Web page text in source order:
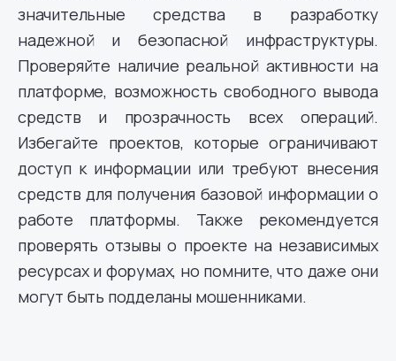
значительные средства в разработку
надежной и безопасной инфраструктуры.
Проверяйте наличие реальной активности на
платформе, возможность свободного вывода
средств и прозрачность всех операций.
Избегайте проектов, которые ограничивают
доступ к информации или требуют внесения
средств для получения базовой информации о
работе платформы. Также рекомендуется
проверять отзывы о проекте на независимых
ресурсах и форумах, но помните, что даже они
могут быть подделаны мошенниками.